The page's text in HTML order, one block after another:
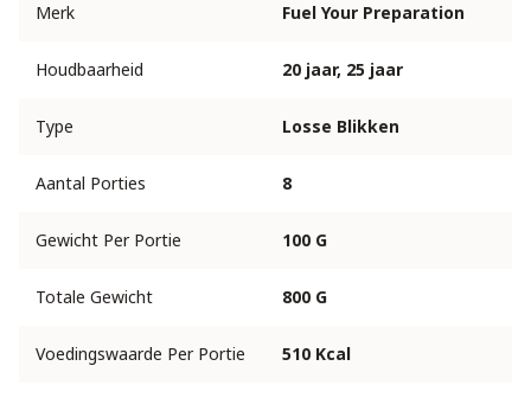
Merk Fuel Your Preparation
Houdbaarheid 20 jaar, 25 jaar
Type Losse Blikken
Aantal Porties 8
Gewicht Per Portie 100 G
Totale Gewicht 800 G
Voedingswaarde Per Portie 510 Kcal